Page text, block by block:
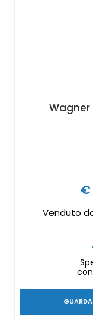
Wagner
€
Venduto